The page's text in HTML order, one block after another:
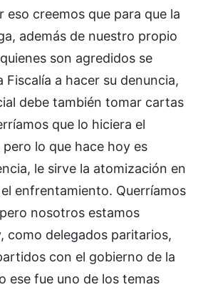
eso creemos que para que la
además de nuestro propio
son agredidos se
Fiscalía a hacer su denuncia,
debe también tomar cartas
que lo hiciera el
lo que hace hoy es
le sirve la atomización en
enfrentamiento. Querríamos
nosotros estamos
como delegados paritarios,
con el gobierno de la
ese fue uno de los temas